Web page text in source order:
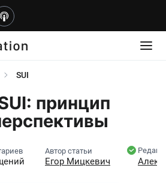
SUI
принцип
Автор статьи
Егор Мицкевич